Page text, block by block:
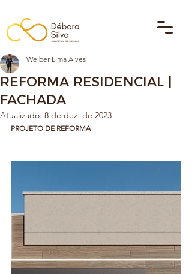
REFORMA RESIDENCIAL |
FACHADA
Welber Lima Alves
Atualizado: 8 de dez. de 2023
PROJETO DE REFORMA